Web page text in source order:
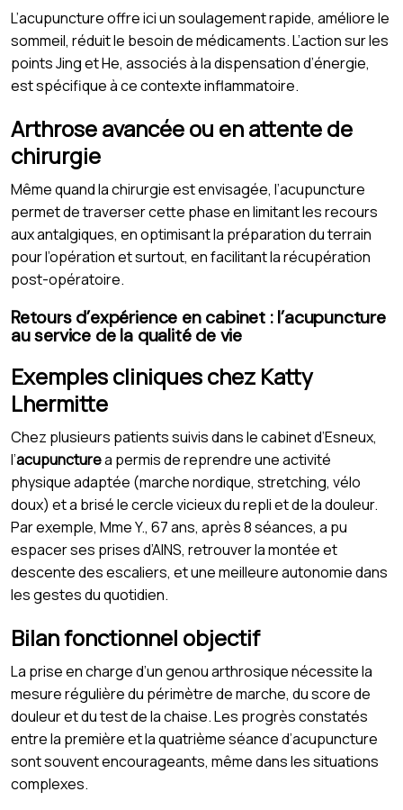
L’acupuncture offre ici un soulagement rapide, améliore le
sommeil, réduit le besoin de médicaments. L’action sur les
points Jing et He, associés à la dispensation d’énergie,
est spécifique à ce contexte inflammatoire.
Arthrose avancée ou en attente de
chirurgie
Même quand la chirurgie est envisagée, l’acupuncture
permet de traverser cette phase en limitant les recours
aux antalgiques, en optimisant la préparation du terrain
pour l’opération et surtout, en facilitant la récupération
post-opératoire.
Retours d’expérience en cabinet : l’acupuncture
au service de la qualité de vie
Exemples cliniques chez Katty
Lhermitte
Chez plusieurs patients suivis dans le cabinet d’Esneux,
l’acupuncturea permis de reprendre une activité
physique adaptée (marche nordique, stretching, vélo
doux) et a brisé le cercle vicieux du repli et de la douleur.
Par exemple, Mme Y., 67 ans, après 8 séances, a pu
espacer ses prises d’AINS, retrouver la montée et
descente des escaliers, et une meilleure autonomie dans
les gestes du quotidien.
Bilan fonctionnel objectif
La prise en charge d’un genou arthrosique nécessite la
mesure régulière du périmètre de marche, du score de
douleur et du test de la chaise. Les progrès constatés
entre la première et la quatrième séance d’acupuncture
sont souvent encourageants, même dans les situations
complexes.